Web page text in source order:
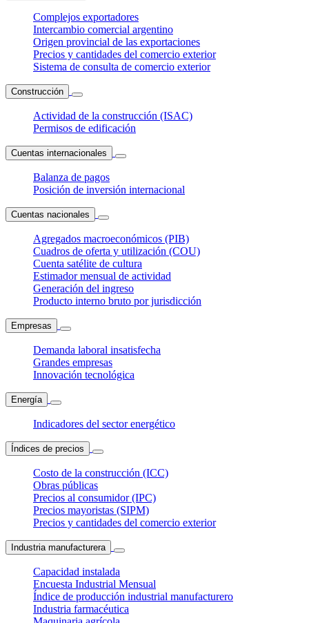
Complejos exportadores
Intercambio comercial argentino
Origen provincial de las exportaciones
Precios y cantidades del comercio exterior
Sistema de consulta de comercio exterior
Construcción
Actividad de la construcción (ISAC)
Permisos de edificación
Cuentas internacionales
Balanza de pagos
Posición de inversión internacional
Cuentas nacionales
Agregados macroeconómicos (PIB)
Cuadros de oferta y utilización (COU)
Cuenta satélite de cultura
Estimador mensual de actividad
Generación del ingreso
Producto interno bruto por jurisdicción
Empresas
Demanda laboral insatisfecha
Grandes empresas
Innovación tecnológica
Energía
Indicadores del sector energético
Índices de precios
Costo de la construcción (ICC)
Obras públicas
Precios al consumidor (IPC)
Precios mayoristas (SIPM)
Precios y cantidades del comercio exterior
Industria manufacturera
Capacidad instalada
Encuesta Industrial Mensual
Índice de producción industrial manufacturero
Industria farmacéutica